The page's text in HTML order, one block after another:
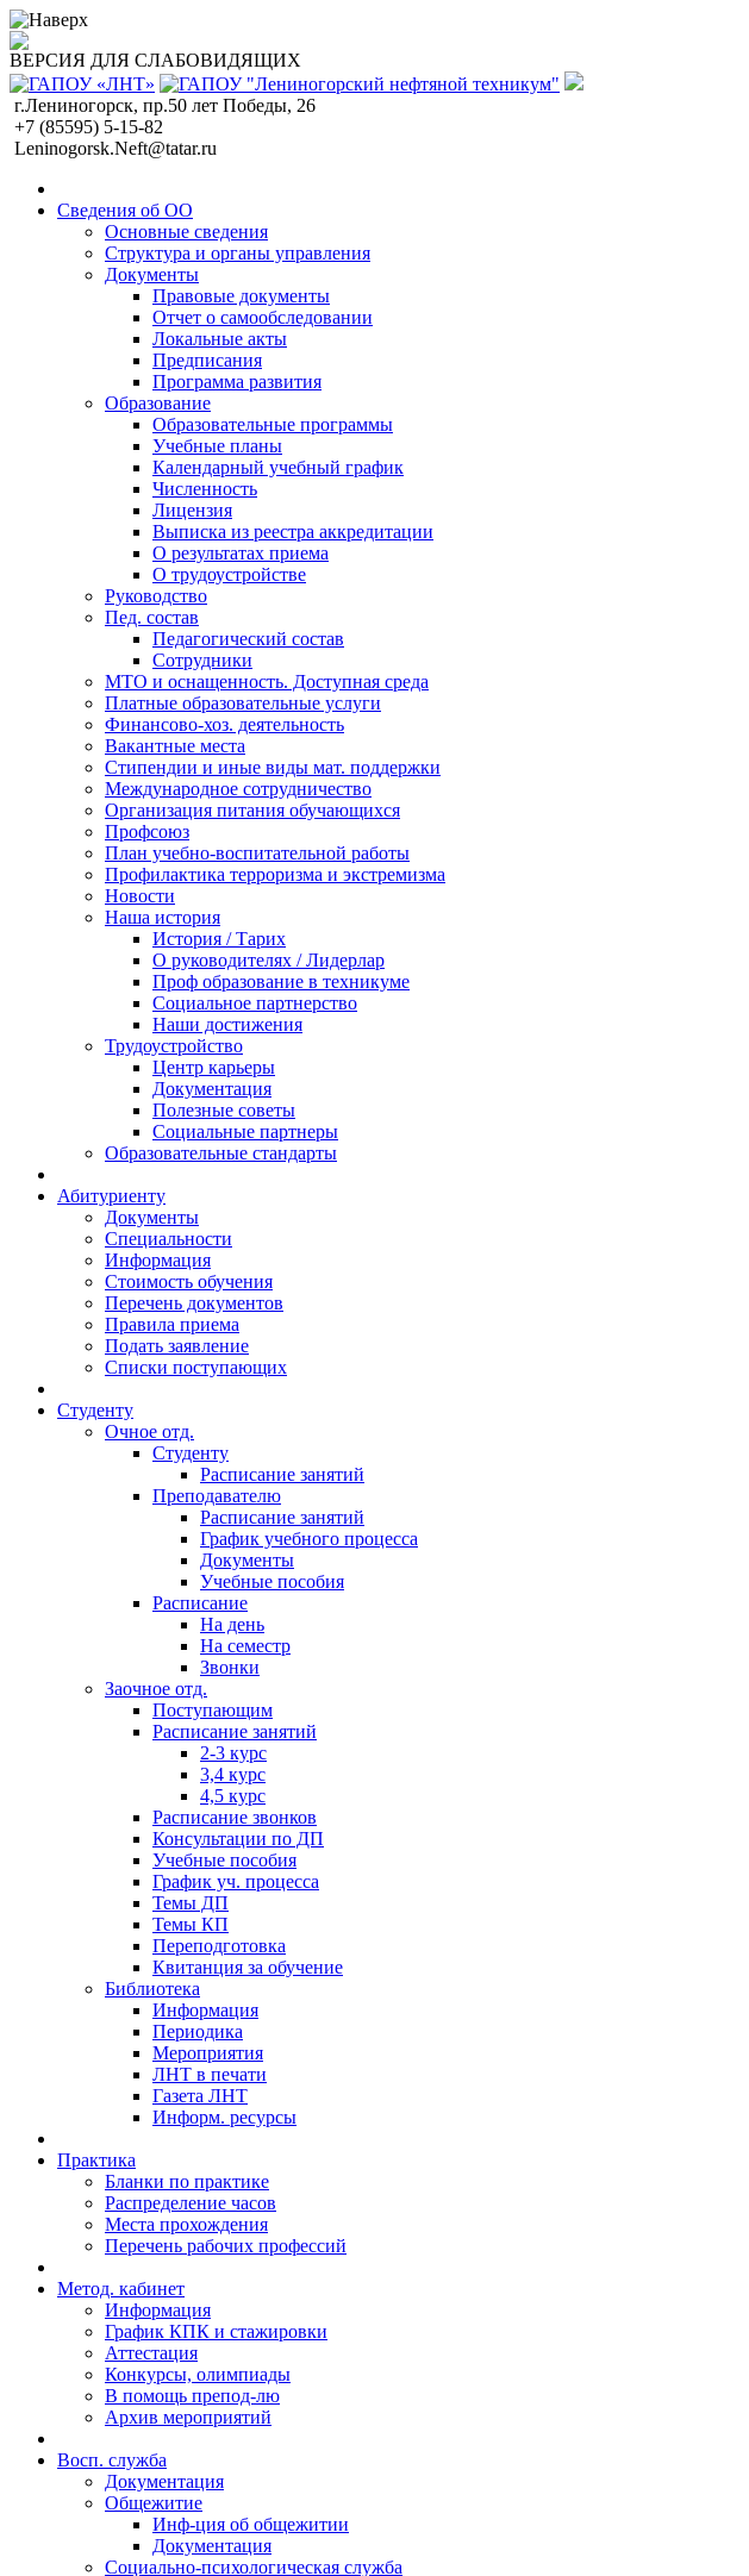
ВЕРСИЯ ДЛЯ СЛАБОВИДЯЩИХ
г.Лениногорск, пр.50 лет Победы, 26
+7 (85595) 5-15-82
Leninogorsk.Neft@tatar.ru
Сведения об ОО
Основные сведения
Структура и органы управления
Документы
Правовые документы
Отчет о самообследовании
Локальные акты
Предписания
Программа развития
Образование
Образовательные программы
Учебные планы
Календарный учебный график
Численность
Лицензия
Выписка из реестра аккредитации
О результатах приема
О трудоустройстве
Руководство
Пед. состав
Педагогический состав
Сотрудники
МТО и оснащенность. Доступная среда
Платные образовательные услуги
Финансово-хоз. деятельность
Вакантные места
Стипендии и иные виды мат. поддержки
Международное сотрудничество
Организация питания обучающихся
Профсоюз
План учебно-воспитательной работы
Профилактика терроризма и экстремизма
Новости
Наша история
История / Тарих
О руководителях / Лидерлар
Проф образование в техникуме
Социальное партнерство
Наши достижения
Трудоустройство
Центр карьеры
Документация
Полезные советы
Социальные партнеры
Образовательные стандарты
Абитуриенту
Документы
Специальности
Информация
Стоимость обучения
Перечень документов
Правила приема
Подать заявление
Списки поступающих
Студенту
Очное отд.
Студенту
Расписание занятий
Преподавателю
Расписание занятий
График учебного процесса
Документы
Учебные пособия
Расписание
На день
На семестр
Звонки
Заочное отд.
Поступающим
Расписание занятий
2-3 курс
3,4 курс
4,5 курс
Расписание звонков
Консультации по ДП
Учебные пособия
График уч. процесса
Темы ДП
Темы КП
Переподготовка
Квитанция за обучение
Библиотека
Информация
Периодика
Мероприятия
ЛНТ в печати
Газета ЛНТ
Информ. ресурсы
Практика
Бланки по практике
Распределение часов
Места прохождения
Перечень рабочих профессий
Метод. кабинет
Информация
График КПК и стажировки
Аттестация
Конкурсы, олимпиады
В помощь препод-лю
Архив мероприятий
Восп. cлужба
Документация
Общежитие
Инф-ция об общежитии
Документация
Социально-психологическая служба